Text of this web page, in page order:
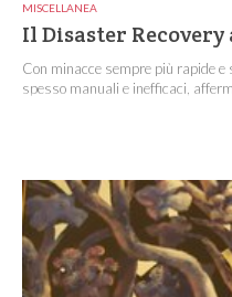
MISCELLANEA
Il Disaster
Con minacce sempre più rapide
spesso manuali e inefficaci,